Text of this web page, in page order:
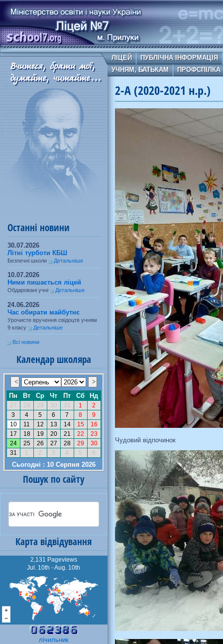
Останні новини
30.07.2026
Літні турботи КБШ
Безпечні школи Детальніше
10.07.2026
Ними пишається ліцей
Обдаровані учні Детальніше
24.06.2026
Час обирати майбутнє
Урочисте вручення свідоцтв учням
9 класу
Детальніше
Всі новини
Календар школяра
Пошук по сайту
Карта відвідування
2,131 Pageviews
Jul. 10th - Aug. 10th
лічильник
ЛІЦЕЙ
ПУБЛІЧНА ІНФОРМАЦІЯ
УЧНЯМ, БАТЬКАМ
ПРОФСПІЛКА
2-А (2020-2021 н.р.)
Чудовий відпочинок